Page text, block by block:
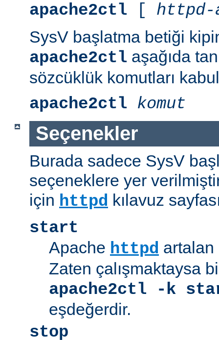
apache2ctl [ httpd-
SysV başlatma betiği
apache2ctl aşağıda
sözcüklük komutları
apache2ctl
komut
Seçenekler
Burada sadece SysV
seçeneklere yer
için httpd kılavuz
start
Apache httpd artalan
Zaten çalışmaktaysa
apache2ctl -k
eşdeğerdir.
stop